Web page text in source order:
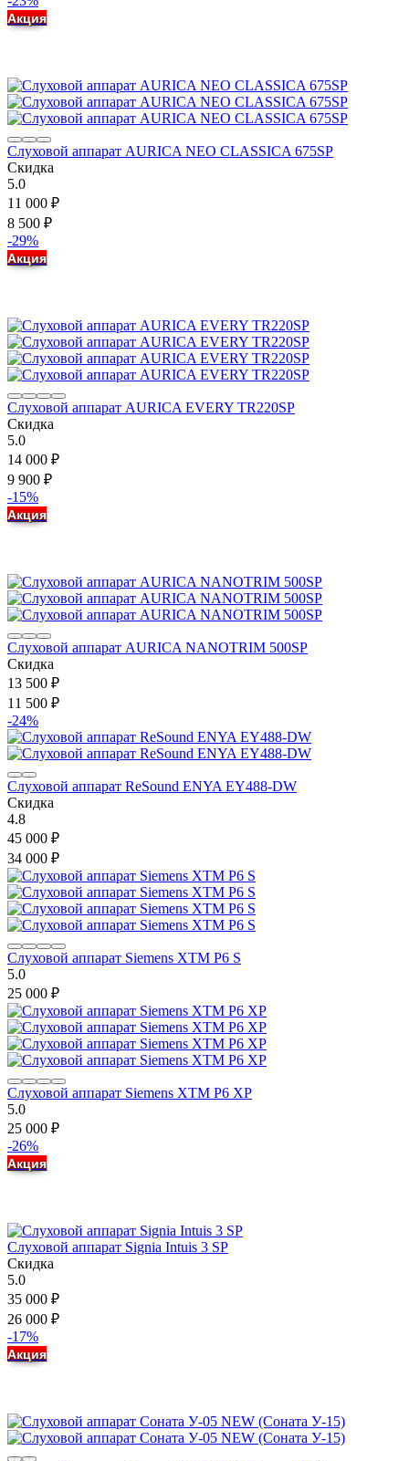
Акция
Слуховой аппарат AURICA NEO CLASSICA 675SP
Скидка
5.0
11 000 ₽
8 500 ₽
-29%
Акция
Слуховой аппарат AURICA EVERY TR220SP
Скидка
5.0
14 000 ₽
9 900 ₽
-15%
Акция
Слуховой аппарат AURICA NANOTRIM 500SP
Скидка
13 500 ₽
11 500 ₽
-24%
Слуховой аппарат ReSound ENYA EY488-DW
Скидка
4.8
45 000 ₽
34 000 ₽
Слуховой аппарат Siemens XTM P6 S
5.0
25 000 ₽
Слуховой аппарат Siemens XTM P6 XP
5.0
25 000 ₽
-26%
Акция
Слуховой аппарат Signia Intuis 3 SP
Скидка
5.0
35 000 ₽
26 000 ₽
-17%
Акция